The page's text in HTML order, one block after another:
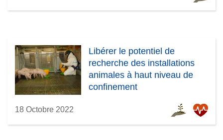
Libérer le potentiel de
recherche des installations
animales à haut niveau de
confinement
18 Octobre 2022